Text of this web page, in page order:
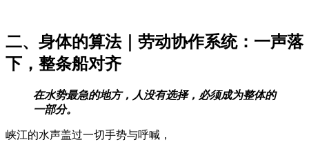
二、身体的算法｜劳动协作系统：一声落
下，整条船对齐
在水势最急的地方，人没有选择，必须成为整体的
一部分。
峡江的水声盖过一切手势与呼喊，